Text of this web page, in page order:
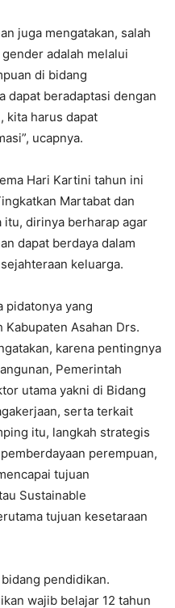
juga mengatakan, salah
adalah melalui
di bidang
dapat beradaptasi dengan
kita harus dapat
ucapnya.
Hari Kartini tahun ini
Martabat dan
itu, dirinya berharap agar
dapat berdaya dalam
keluarga.
pidatonya yang
Asahan Drs.
karena pentingnya
Pemerintah
utama yakni di Bidang
serta terkait
itu, langkah strategis
perempuan,
tujuan
Sustainable
tujuan kesetaraan
pendidikan.
wajib belajar 12 tahun